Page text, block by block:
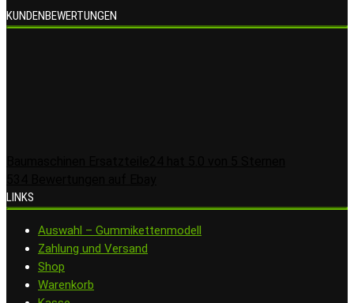
KUNDENBEWERTUNGEN
LINKS
Auswahl – Gummikettenmodell
Zahlung und Versand
Shop
Warenkorb